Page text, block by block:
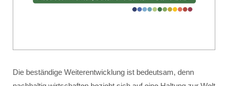
Die beständige Weiterentwicklung ist bedeutsam, denn